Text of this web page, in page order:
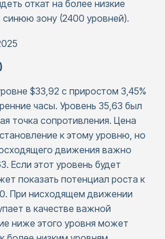
откат на более низкие
синюю зону (2400 уровней).
$33,92 с приростом 3,45%
часы. Уровень 35,63 был
точка сопротивления. Цена
к этому уровню, но
движения важно
Если этот уровень будет
показать потенциал роста к
При нисходящем движении
в качестве важной
ниже этого уровня может